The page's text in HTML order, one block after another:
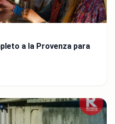
a la Provenza para